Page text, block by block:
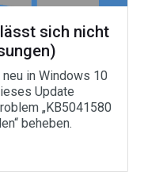
sich nicht
in Windows 10
Update
„KB5041580
beheben.